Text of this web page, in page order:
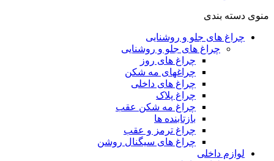
منوی دسته بندی
چراغ های جلو و روشنایی
چراغ های جلو و روشنایی
چراغ های روز
چراغهای مه شکن
چراغ های داخلی
چراغ پلاک
چراغ مه شکن عقب
بازتابنده ها
چراغ ترمز و عقب
چراغ های سیگنال روشن
لوازم داخلی